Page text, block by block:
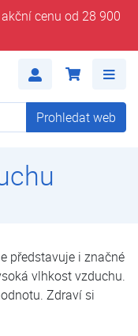
cenu od 28 900
Prohledat web
představuje i značné
vlhkost vzduchu.
Zdraví si